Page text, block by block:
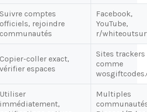
Suivre comptes
officiels, rejoindre
communautés
Facebook,
YouTube,
r/
Copier-coller exact,
vérifier espaces
Sites trackers
comme
Utiliser
immédiatement,
Multiples